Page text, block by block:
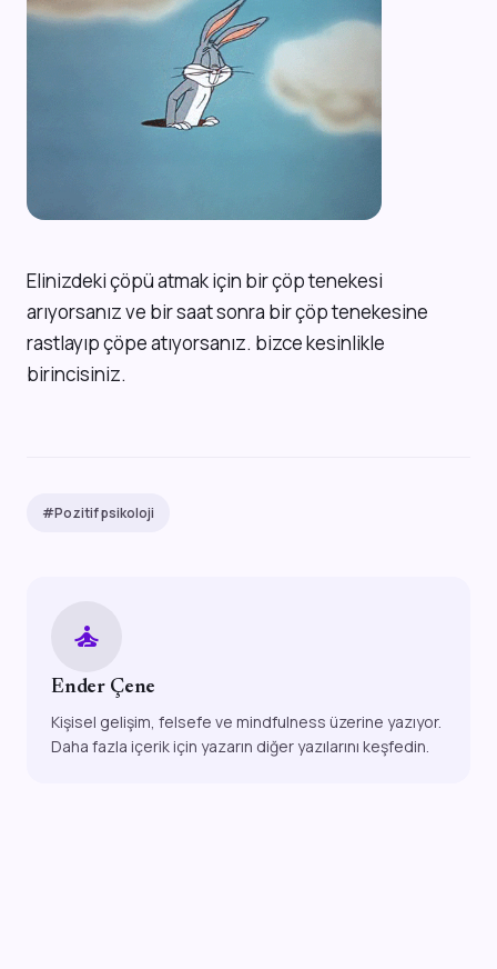
Elinizdeki çöpü atmak için bir çöp tenekesi
arıyorsanız ve bir saat sonra bir çöp tenekesine
rastlayıp çöpe atıyorsanız. bizce kesinlikle
birincisiniz.
#Pozitif psikoloji
self_improvement
Ender Çene
Kişisel gelişim, felsefe ve mindfulness üzerine yazıyor.
Daha fazla içerik için yazarın diğer yazılarını keşfedin.